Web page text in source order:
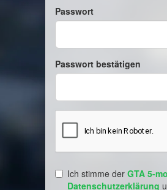
Passwort
Passwort bestätigen
Ich stimme der GTA 5-
Datenschutzerklärung